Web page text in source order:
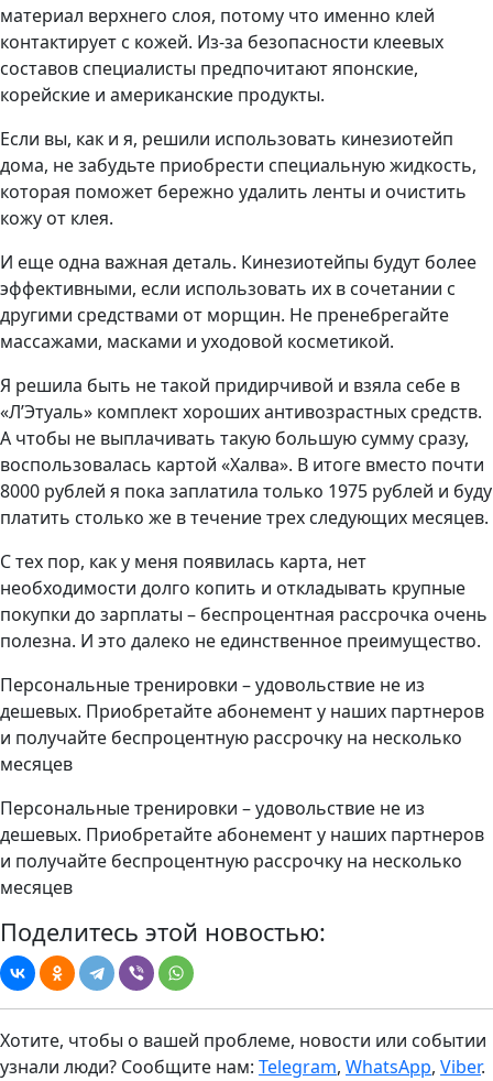
материал верхнего слоя, потому что именно клей
контактирует с кожей. Из-за безопасности клеевых
составов специалисты предпочитают японские,
корейские и американские продукты.
Если вы, как и я, решили использовать кинезиотейп
дома, не забудьте приобрести специальную жидкость,
которая поможет бережно удалить ленты и очистить
кожу от клея.
И еще одна важная деталь. Кинезиотейпы будут более
эффективными, если использовать их в сочетании с
другими средствами от морщин. Не пренебрегайте
массажами, масками и уходовой косметикой.
Я решила быть не такой придирчивой и взяла себе в
«Л’Этуаль» комплект хороших антивозрастных средств.
А чтобы не выплачивать такую большую сумму сразу,
воспользовалась картой «Халва». В итоге вместо почти
8000 рублей я пока заплатила только 1975 рублей и буду
платить столько же в течение трех следующих месяцев.
С тех пор, как у меня появилась карта, нет
необходимости долго копить и откладывать крупные
покупки до зарплаты – беспроцентная рассрочка очень
полезна. И это далеко не единственное преимущество.
Персональные тренировки – удовольствие не из
дешевых. Приобретайте абонемент у наших партнеров
и получайте беспроцентную рассрочку на несколько
месяцев
Персональные тренировки – удовольствие не из
дешевых. Приобретайте абонемент у наших партнеров
и получайте беспроцентную рассрочку на несколько
месяцев
Поделитесь этой новостью:
Хотите, чтобы о вашей проблеме, новости или событии
узнали люди? Сообщите нам: Telegram, WhatsApp, Viber.